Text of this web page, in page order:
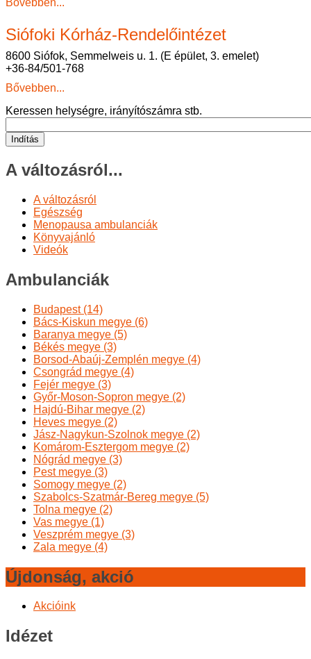
Bővebben...
Siófoki Kórház-Rendelőintézet
8600 Siófok, Semmelweis u. 1. (E épület, 3. emelet)
+36-84/501-768
Bővebben...
Keressen helységre, irányítószámra stb.
Indítás
A változásról...
A változásról
Egészség
Menopausa ambulanciák
Könyvajánló
Videók
Ambulanciák
Budapest (14)
Bács-Kiskun megye (6)
Baranya megye (5)
Békés megye (3)
Borsod-Abaúj-Zemplén megye (4)
Csongrád megye (4)
Fejér megye (3)
Győr-Moson-Sopron megye (2)
Hajdú-Bihar megye (2)
Heves megye (2)
Jász-Nagykun-Szolnok megye (2)
Komárom-Esztergom megye (2)
Nógrád megye (3)
Pest megye (3)
Somogy megye (2)
Szabolcs-Szatmár-Bereg megye (5)
Tolna megye (2)
Vas megye (1)
Veszprém megye (3)
Zala megye (4)
Újdonság, akció
Akcióink
Idézet